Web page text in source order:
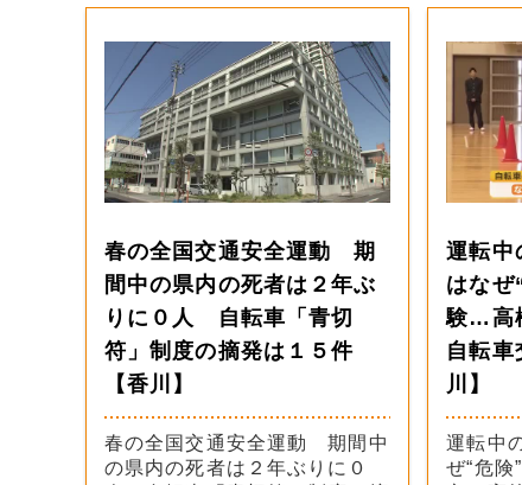
春の全国交通安全運動 期
間中の県内の死者は２年ぶ
りに０人 自転車「青切
符」制度の摘発は１５件
【香川】
春の全国交通安全運動 期間中
の県内の死者は２年ぶりに０
運転中
はなぜ
験…高
自転車
川】
運転中
ぜ“危